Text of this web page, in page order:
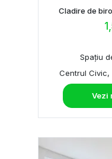
Cladire de
Spațiu
Centrul Civic,
Vezi